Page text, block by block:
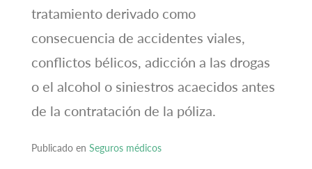
tratamiento derivado como
consecuencia de accidentes viales,
conflictos bélicos, adicción a las drogas
o el alcohol o siniestros acaecidos antes
de la contratación de la póliza.
Publicado en Seguros médicos